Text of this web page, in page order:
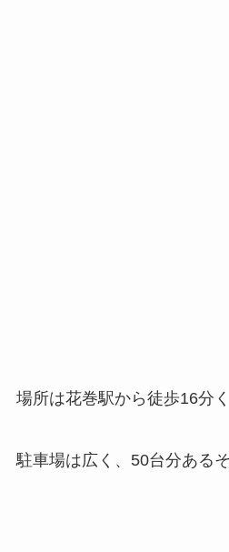
場所は花巻駅から徒歩16分
駐車場は広く、50台分あるそ